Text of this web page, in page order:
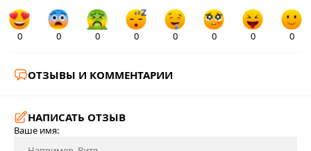
0 0 0 0 0 0 0 0
ОТЗЫВЫ И КОММЕНТАРИИ
НАПИСАТЬ ОТЗЫВ
Ваше имя: